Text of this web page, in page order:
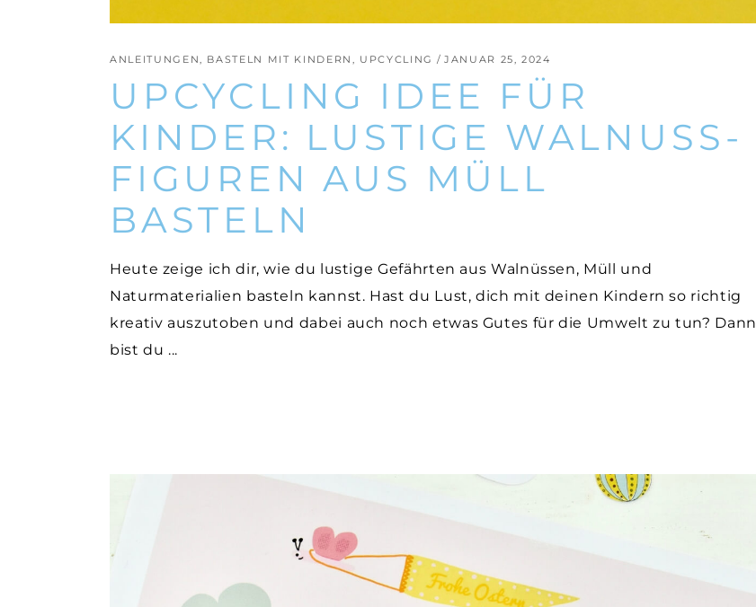
ANLEITUNGEN, BASTELN MIT KINDERN , UPCYCLING JANUAR 25, 2024
UPCYCLING IDEE FÜR
KINDER: LUSTIGE WALNUSS-
FIGUREN AUS MÜLL
BASTELN
Heute zeige ich dir, wie du lustige Gefährten aus Walnüssen, Müll und
Naturmaterialien basteln kannst. Hast du Lust, dich mit deinen Kindern so richtig
kreativ auszutoben und dabei auch noch etwas Gutes für die Umwelt zu tun? Dann
bist du